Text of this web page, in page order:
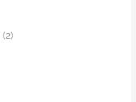
(2)